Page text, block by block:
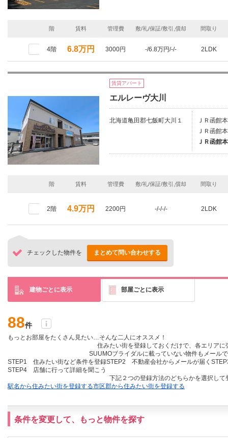
階 賃料 管理費 敷/礼/保証/敷引,償却 間取り
4階 6.8万円 3000円 -/6.8万円/-/- 2LDK
賃貸アパート
エルレーヴ大川
北海道亀田郡七飯町大川１
ＪＲ函館
ＪＲ函館
ＪＲ函館
階 賃料 管理費 敷/礼/保証/敷引,償却 間取り
2階 4.9万円 2200円 -/-/-/- 2LDK
チェックした物件を まとめて問い合わせする
建物ごとに表示 部屋ごとに表示
88件
もっとお部屋をたくさん見たい…そんな二人にオススメ！
住みたい街を登録しておくだけで、各エリアに
SUUMOブライダルに載っていない物件も メール
STEP1 住みたい街など条件を登録STEP2 不動産会社からメールが届く
STEP4 店舗に行って詳細を聞こう
下記２つの登録方法のどちらかを選択して
駅名から住みたい街を登録する市区郡から住みたい街を登録する
条件を変更して、もっと物件を探す